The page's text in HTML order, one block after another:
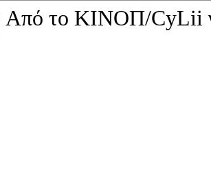
Από το ΚΙΝOΠ/CyLii